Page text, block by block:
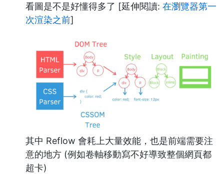
看圖是不是好懂得多了 [延伸閱讀: 在瀏覽器第一
次渲染之前]
其中 Reflow 會耗上大量效能，也是前端需要注
意的地方 (例如卷軸移動寫不好導致整個網頁都
超卡)